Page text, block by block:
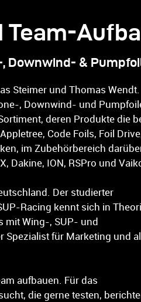
Downwind- &
Steimer und Thomas Wendt.
, Downwind- und
deren Produkte die
Code Foils, Foil
im Zubehörbereich
Dakine, ION, RSPro und
Der studierter
Racing kennt sich in
mit Wing-, SUP- und
für Marketing und
aufbauen. Für das
die gerne testen,